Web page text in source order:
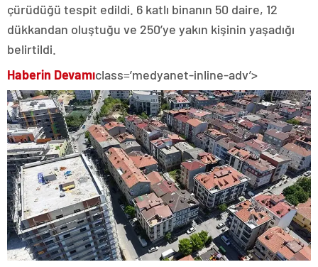
çürüdüğü tespit edildi. 6 katlı binanın 50 daire, 12
dükkandan oluştuğu ve 250’ye yakın kişinin yaşadığı
belirtildi.
Haberin Devamıclass=’medyanet-inline-adv’>